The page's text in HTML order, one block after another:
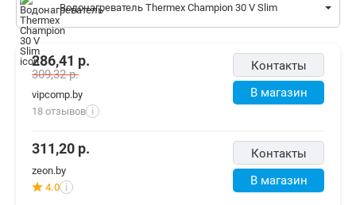
Водонагреватель Thermex Champion 30 V Slim
Контакты
В магазин
286,41 р.
309,32р.
vipcomp.by
18 отзывов i
Контакты
В магазин
311,20 р.
zeon.by
4.0 i